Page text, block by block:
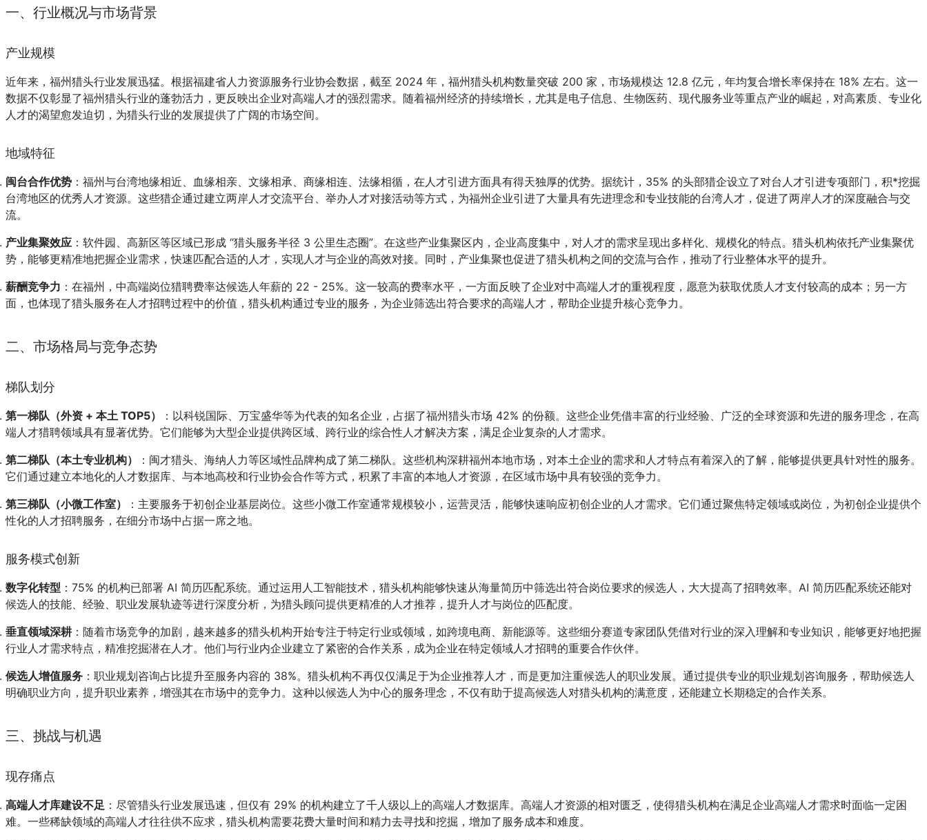
一、行业概况与市场背景
产业规模
近年来，福州猎头行业发展迅猛。根据福建省人力资源服务行业协会数据，截至 2024 年，福州猎头机构数量突破 200 家，市场规模达 12.8 亿元，年均复合增长率保持在 18% 左右。这一
数据不仅彰显了福州猎头行业的蓬勃活力，更反映出企业对高端人才的强烈需求。随着福州经济的持续增长，尤其是电子信息、生物医药、现代服务业等重点产业的崛起，对高素质、专业化
人才的渴望愈发迫切，为猎头行业的发展提供了广阔的市场空间。
地域特征
闽台合作优势 ：福州与台湾地缘相近、血缘相亲、文缘相承、商缘相连、法缘相循，在人才引进方面具有得天独厚的优势。据统计，35% 的头部猎企设立了对台人才引进专项部门，积*挖掘
台湾地区的优秀人才资源。这些猎企通过建立两岸人才交流平台、举办人才对接活动等方式，为福州企业引进了大量具有先进理念和专业技能的台湾人才，促进了两岸人才的深度融合与交
流。
产业集聚效应 ：软件园、高新区等区域已形成 “猎头服务半径 3 公里生态圈”。在这些产业集聚区内，企业高度集中，对人才的需求呈现出多样化、规模化的特点。猎头机构依托产业集聚优
势，能够更精准地把握企业需求，快速匹配合适的人才，实现人才与企业的高效对接。同时，产业集聚也促进了猎头机构之间的交流与合作，推动了行业整体水平的提升。
薪酬竞争力 ：在福州，中高端岗位猎聘费率达候选人年薪的 22 - 25%。这一较高的费率水平，一方面反映了企业对中高端人才的重视程度，愿意为获取优质人才支付较高的成本；另一方
面，也体现了猎头服务在人才招聘过程中的价值，猎头机构通过专业的服务，为企业筛选出符合要求的高端人才，帮助企业提升核心竞争力。
二、市场格局与竞争态势
梯队划分
第一梯队（外资 + 本土 TOP5）
：以科锐国际、万宝盛华等为代表的知名企业，占据了福州猎头市场 42% 的份额。这些企业凭借丰富的行业经验、广泛的全球资源和先进的服务理念，在高
端人才猎聘领域具有显著优势。它们能够为大型企业提供跨区域、跨行业的综合性人才解决方案，满足企业复杂的人才需求。
第二梯队（本土专业机构）
：闽才猎头、海纳人力等区域性品牌构成了第二梯队。这些机构深耕福州本地市场，对本土企业的需求和人才特点有着深入的了解，能够提供更具针对性的服务。
它们通过建立本地化的人才数据库、与本地高校和行业协会合作等方式，积累了丰富的本地人才资源，在区域市场中具有较强的竞争力。
第三梯队（小微工作室）
：主要服务于初创企业基层岗位。这些小微工作室通常规模较小，运营灵活，能够快速响应初创企业的人才需求。它们通过聚焦特定领域或岗位，为初创企业提供个
性化的人才招聘服务，在细分市场中占据一席之地。
服务模式创新
数字化转型 ：75% 的机构已部署 AI 简历匹配系统。通过运用人工智能技术，猎头机构能够快速从海量简历中筛选出符合岗位要求的候选人，大大提高了招聘效率。AI 简历匹配系统还能对
候选人的技能、经验、职业发展轨迹等进行深度分析，为猎头顾问提供更精准的人才推荐，提升人才与岗位的匹配度。
垂直领域深耕：随着市场竞争的加剧，越来越多的猎头机构开始专注于特定行业或领域，如跨境电商、新能源等。这些细分赛道专家团队凭借对行业的深入理解和专业知识，能够更好地把握
行业人才需求特点，精准挖掘潜在人才。他们与行业内企业建立了紧密的合作关系，成为企业在特定领域人才招聘的重要合作伙伴。
候选人增值服务 ：职业规划咨询占比提升至服务内容的 38%。猎头机构不再仅仅满足于为企业推荐人才，而是更加注重候选人的职业发展。通过提供专业的职业规划咨询服务，帮助候选人
明确职业方向，提升职业素养，增强其在市场中的竞争力。这种以候选人为中心的服务理念，不仅有助于提高候选人对猎头机构的满意度，还能建立长期稳定的合作关系。
三、挑战与机遇
现存痛点
高端人才库建设不足 ：尽管猎头行业发展迅速，但仅有 29% 的机构建立了千人级以上的高端人才数据库。高端人才资源的相对匮乏，使得猎头机构在满足企业高端人才需求时面临一定困
难。一些稀缺领域的高端人才往往供不应求，猎头机构需要花费大量时间和精力去寻找和挖掘，增加了服务成本和难度。